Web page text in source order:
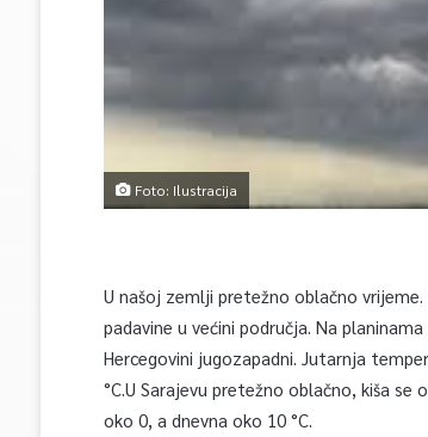
Foto: Ilustracija
U našoj zemlji pretežno oblačno
padavine u većini područja. Na
Hercegovini jugozapadni. Jutarnja
°C.U Sarajevu pretežno oblačno, kiša
oko 0, a dnevna oko 10 °C.